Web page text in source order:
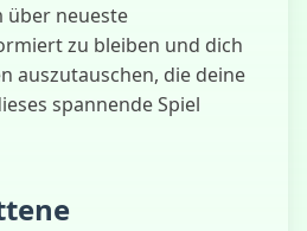
über neueste
zu bleiben und dich
auszutauschen, die deine
spannende Spiel